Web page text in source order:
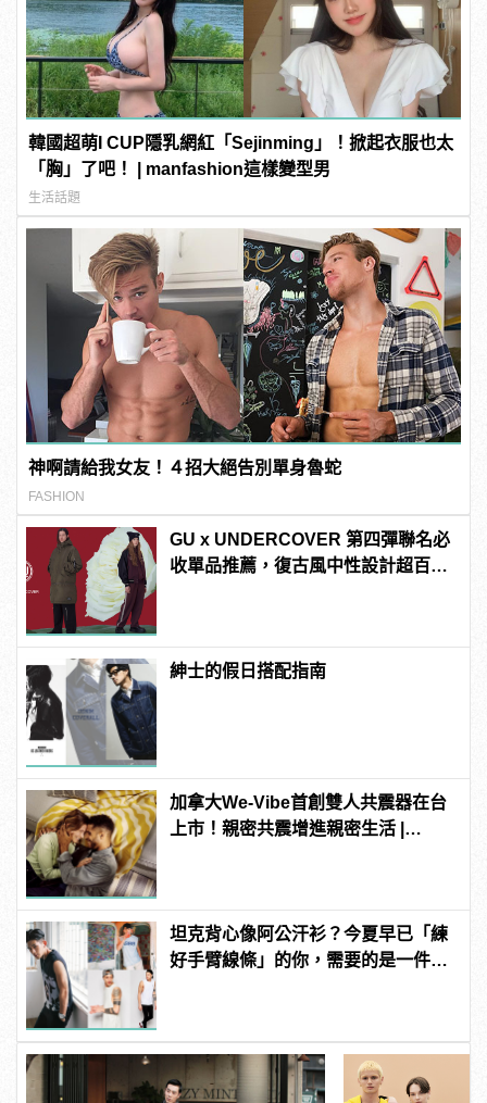
韓國超萌I CUP隱乳網紅「Sejinming」！掀起衣服也太
「胸」了吧！ | manfashion這樣變型男
生活話題
神啊請給我女友！４招大絕告別單身魯蛇
FASHION
GU x UNDERCOVER 第四彈聯名必
收單品推薦，復古風中性設計超百
紳士的假日搭配指南
加拿大We-Vibe首創雙人共震器在台
上市！親密共震增進親密生活 |
坦克背心像阿公汗衫？今夏早已「練
好手臂線條」的你，需要的是一件